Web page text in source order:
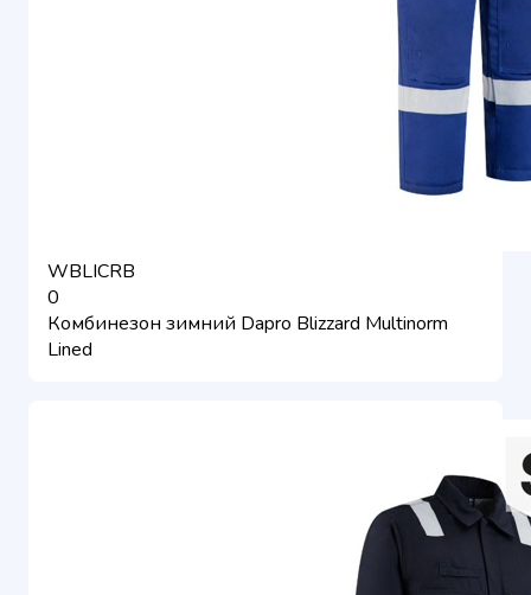
WBLICRB
0
Комбинезон зимний Dapro Blizzard Multinorm
Lined